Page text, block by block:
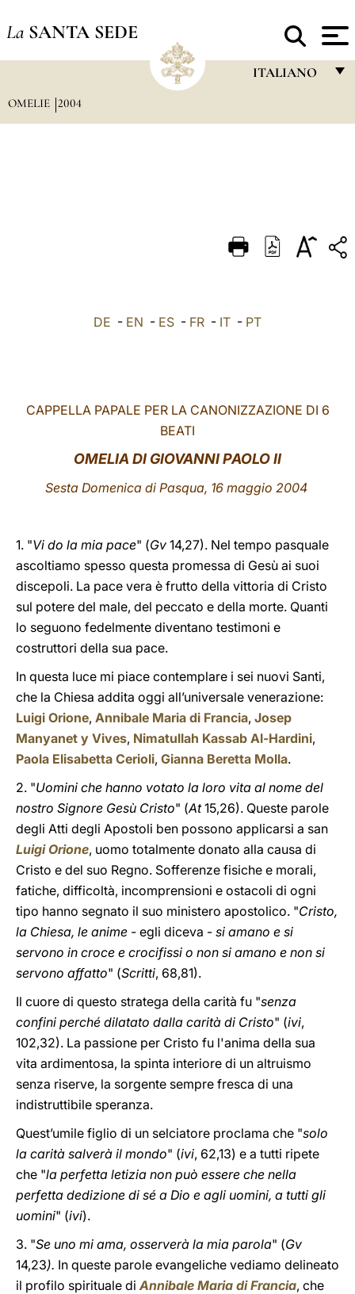
La SANTA SEDE
ITALIANO
DEUTSCH
العربيّة
OMELIE 2004
DE - EN - ES - FR - IT - PT
CAPPELLA PAPALE PER LA CANONIZZAZIONE DI 6
BEATI
OMELIA DI GIOVANNI PAOLO II
Sesta Domenica di Pasqua, 16 maggio 2004
1. "Vi do la mia pace" (Gv 14,27). Nel tempo pasquale
ascoltiamo spesso questa promessa di Gesù ai suoi
discepoli. La pace vera è frutto della vittoria di Cristo
sul potere del male, del peccato e della morte. Quanti
lo seguono fedelmente diventano testimoni e
costruttori della sua pace.
In questa luce mi piace contemplare i sei nuovi Santi,
che la Chiesa addita oggi all’universale venerazione:
Luigi Orione, Annibale Maria di Francia, Josep
Manyanet y Vives, Nimatullah Kassab Al-Hardini,
Paola Elisabetta Cerioli, Gianna Beretta Molla.
2. "Uomini che hanno votato la loro vita al nome del
nostro Signore Gesù Cristo" (At15,26). Queste parole
degli Atti degli Apostoli ben possono applicarsi a san
Luigi Orione, uomo totalmente donato alla causa di
Cristo e del suo Regno. Sofferenze fisiche e morali,
fatiche, difficoltà, incomprensioni e ostacoli di ogni
tipo hanno segnato il suo ministero apostolico. "Cristo,
la Chiesa, le anime - egli diceva - si amano e si
servono in croce e crocifissi o non si amano e non si
servono affatto" (Scritti, 68,81).
Il cuore di questo stratega della carità fu "senza
confini perché dilatato dalla carità di Cristo" (ivi,
102,32). La passione per Cristo fu l'anima della sua
vita ardimentosa, la spinta interiore di un altruismo
senza riserve, la sorgente sempre fresca di una
indistruttibile speranza.
Quest’umile figlio di un selciatore proclama che "solo
la carità salverà il mondo" (ivi, 62,13) e a tutti ripete
che "la perfetta letizia non può essere che nella
perfetta dedizione di sé a Dio e agli uomini, a tutti gli
uomini" (ivi).
3. "Se uno mi ama, osserverà la mia parola" (Gv
14,23). In queste parole evangeliche vediamo delineato
il profilo spirituale diAnnibale Maria di Francia, che